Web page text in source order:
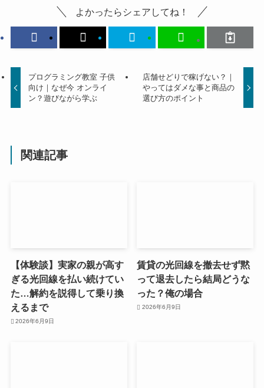
よかったらシェアしてね！
プログラミング教室 子供
向け｜なぜ今 オンライ
ン？遊びながら学ぶ
店舗せどりで稼げない？｜
やってはダメな事と商品の
選び方のポイント
関連記事
【体験談】実家の親が高す
ぎる光回線を払い続けてい
た…解約を説得して乗り換
えるまで
2026年6月9日
賃貸の光回線を撤去せず黙
って退去したら結局どうな
った？俺の場合
2026年6月9日